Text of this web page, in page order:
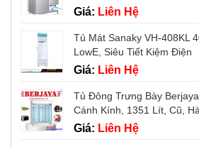
Giá: Liên Hệ
Tủ Mát Sanaky VH-408KL
LowE, Siêu Tiết Kiệm Điện
Giá: Liên Hệ
Tủ Đông Trưng Bày
Cánh Kính, 1351 Lít, Cũ,
Giá: Liên Hệ